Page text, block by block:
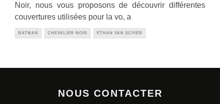
Noir, nous vous proposons de découvrir différentes
couvertures utilisées pour la vo, a
BATMAN CHEVALIER NOIR ETHAN VAN SCIVER
NOUS CONTACTER